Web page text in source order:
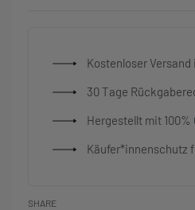
Kostenloser
30 Tage
Hergestellt mit 100%
Käufer*innenschutz
SHARE